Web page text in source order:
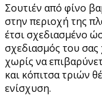
Σουτιέν από φίνο
στην περιοχή της
έτσι σχεδιασμένο
σχεδιασμός του σας
χωρίς να
και κόπιτσα τριών
ενίσχυση.